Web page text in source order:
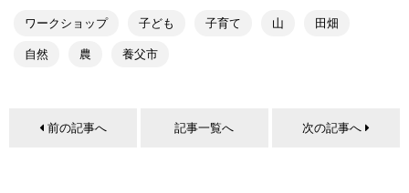
ワークショップ 子ども 子育て 山 田畑
自然 農 養父市
前の記事へ 記事一覧へ 次の記事へ